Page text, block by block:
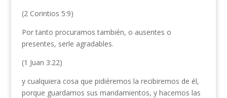
(2 Corintios 5:9)
Por tanto procuramos también, o ausentes o
presentes, serle agradables.
(1 Juan 3:22)
y cualquiera cosa que pidiéremos la recibiremos de él,
porque guardamos sus mandamientos, y hacemos las